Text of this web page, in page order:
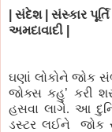
સંદેશ સંસ્કાર પૂર્તિ
અમદાવાદી
ઘણાં લોકોને જોક
જોક્સ કહુ’ કરી
હસવા લાગે. આ
ડસ્ટર લઈને
જોક